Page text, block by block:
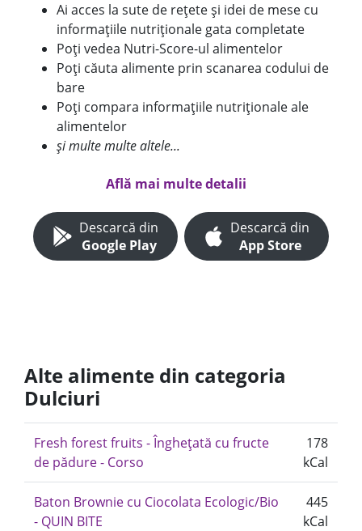
Ai acces la sute de rețete și idei de mese cu
informațiile nutriționale gata completate
Poți vedea Nutri-Score-ul alimentelor
Poți căuta alimente prin scanarea codului de
bare
Poți compara informațiile nutriționale ale
alimentelor
și multe multe altele...
Află mai multe detalii
Descarcă din
Google Play
Descarcă din
App Store
Alte alimente din categoria
Dulciuri
Fresh forest fruits - Înghețată cu fructe
de pădure - Corso
178
kCal
Baton Brownie cu Ciocolata Ecologic/Bio
- QUIN BITE
445
kCal